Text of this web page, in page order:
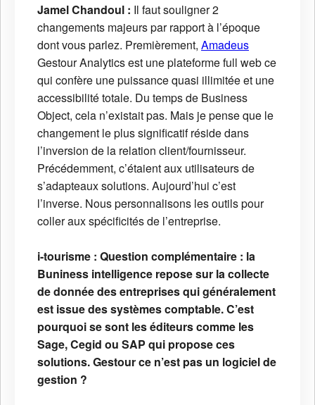
Jamel Chandoul : Il faut souligner 2
changements majeurs par rapport à l’époque
dont vous parlez. Premièrement, Amadeus
Gestour Analytics est une plateforme full web ce
qui confère une puissance quasi illimitée et une
accessibilité totale. Du temps de Business
Object, cela n’existait pas. Mais je pense que le
changement le plus significatif réside dans
l’inversion de la relation client/fournisseur.
Précédemment, c’étaient aux utilisateurs de
s’adapteaux solutions. Aujourd’hui c’est
l’inverse. Nous personnalisons les outils pour
coller aux spécificités de l’entreprise.
i-tourisme : Question complémentaire : la
Buniness intelligence repose sur la collecte
de donnée des entreprises qui généralement
est issue des systèmes comptable. C’est
pourquoi se sont les éditeurs comme les
Sage, Cegid ou SAP qui propose ces
solutions. Gestour ce n’est pas un logiciel de
gestion ?